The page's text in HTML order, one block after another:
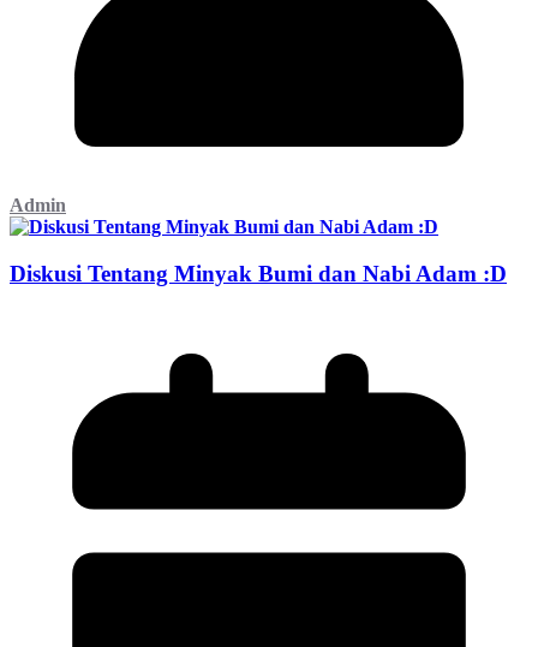
Admin
Diskusi Tentang Minyak Bumi dan Nabi Adam :D